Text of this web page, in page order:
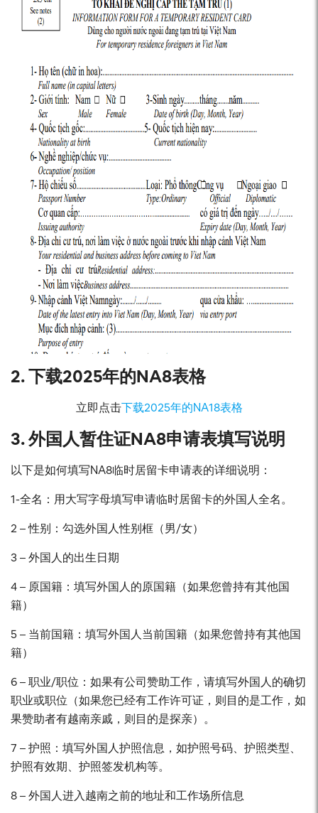
2. 下载2025年的NA8表格
立即点击下载2025年的NA18表格
3. 外国人暂住证NA8申请表填写说明
以下是如何填写NA8临时居留卡申请表的详细说明：
1-全名：用大写字母填写申请临时居留卡的外国人全名。
2 – 性别：勾选外国人性别框（男/女）
3 – 外国人的出生日期
4 – 原国籍：填写外国人的原国籍（如果您曾持有其他国
籍）
5 – 当前国籍：填写外国人当前国籍（如果您曾持有其他国
籍）
6 – 职业/职位：如果有公司赞助工作，请填写外国人的确切
职业或职位（如果您已经有工作许可证，则目的是工作，如
果赞助者有越南亲戚，则目的是探亲）。
7 – 护照：填写外国人护照信息，如护照号码、护照类型、
护照有效期、护照签发机构等。
8 – 外国人进入越南之前的地址和工作场所信息